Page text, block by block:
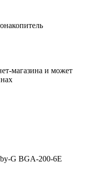
магазина и может
G BGA-200-6E